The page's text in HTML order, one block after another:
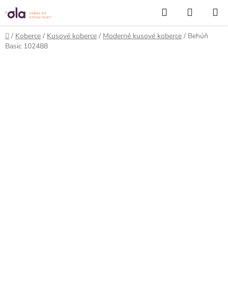
Prejsť
na
obsah
Hľadať
KOŠÍK
Domov
/ Koberce / Kusové koberce / Moderné kusové koberce / Behúň
Basic 102488